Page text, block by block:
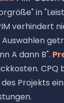
in
verhindert
A dann B".
CPQ
Projekts